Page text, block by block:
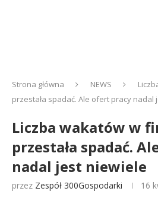
Strona główna NEWS
przestała spadać. Ale ofert pracy nadal
Liczba wakatów w
przestała spadać.
nadal jest niewiele
przez Zespół 300Gospodarki 16